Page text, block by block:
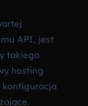
API, jest
takiego
hosting
konfiguracja